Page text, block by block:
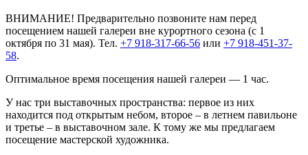
ВНИМАНИЕ! Предварительно позвоните нам перед
посещением нашей галереи вне курортного сезона (с 1
октября по 31 мая). Тел. +7 918-317-66-56 или +7 918-451-37-
58.
Оптимальное время посещения нашей галереи — 1 час.
У нас три выставочных пространства: первое из них
находится под открытым небом, второе – в летнем павильоне
и третье – в выставочном зале. К тому же мы предлагаем
посещение мастерской художника.